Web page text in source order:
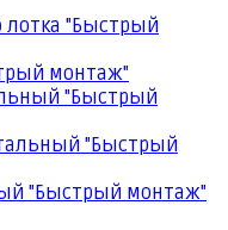
лотка "Быстрый
монтаж"
"Быстрый
"Быстрый
"Быстрый монтаж"